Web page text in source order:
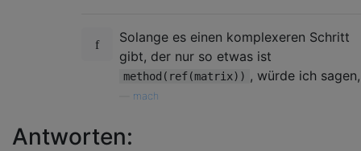
Solange es einen komplexeren Schritt
gibt, der nur so etwas ist
method(ref(matrix)) , würde ich sagen,
mach
Antworten: